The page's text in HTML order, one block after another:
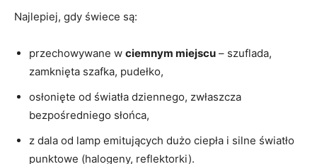
Najlepiej, gdy świece są:
przechowywane w ciemnym miejscu – szuflada,
zamknięta szafka, pudełko,
osłonięte od światła dziennego, zwłaszcza
bezpośredniego słońca,
z dala od lamp emitujących dużo ciepła i silne światło
punktowe (halogeny, reflektorki).